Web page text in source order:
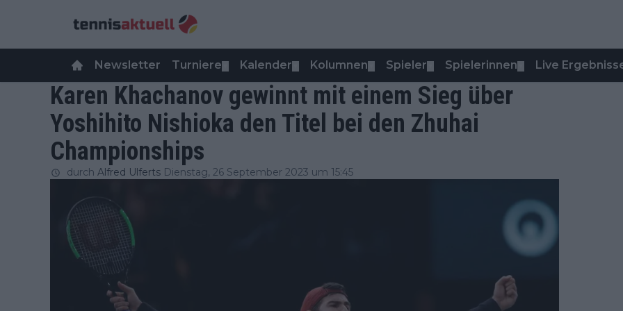
Newsletter Turniere Kalender Kolumnen Spieler Spielerinnen Live
Karen Khachanov gewinnt mit einem Sieg über
Yoshihito Nishioka den Titel bei den Zhuhai
Championships
durch Alfred Ulferts Dienstag, 26 September 2023 um 15:45